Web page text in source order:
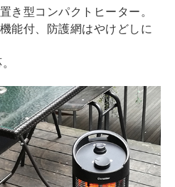
き型コンパクトヒーター。
能付、防護網はやけどしに